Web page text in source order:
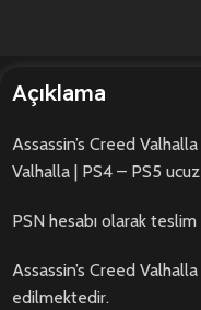
Açıklama
Assassin’s Creed
Valhalla | PS4 – PS5
PSN hesabı olarak
Assassin’s Creed
edilmektedir.